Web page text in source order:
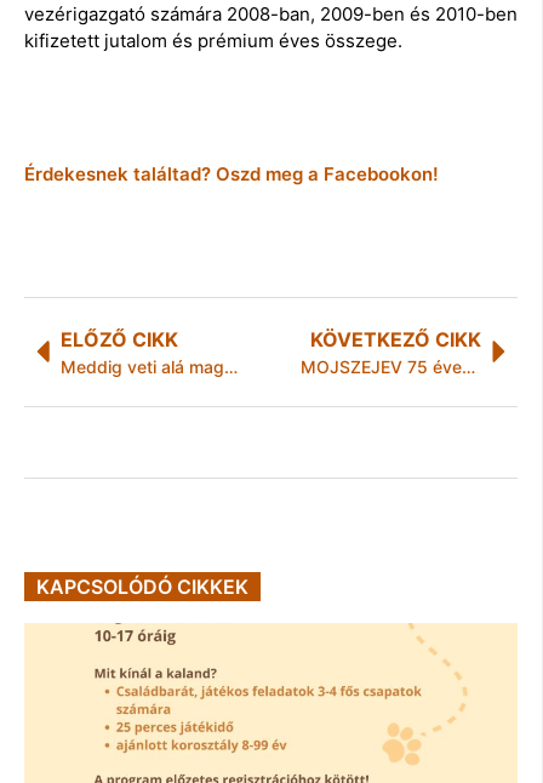
vezérigazgató számára 2008-ban, 2009-ben és 2010-ben
kifizetett jutalom és prémium éves összege.
Érdekesnek találtad? Oszd meg a Facebookon!
ELŐZŐ CIKK
Meddig veti alá magát a kormány a morálisan és gazdaságilag is széteső EU-nak?
KÖVETKEZŐ CIKK
MOJSZEJEV 75 éves Jubileumi Turné- Miskolcon is
KAPCSOLÓDÓ CIKKEK